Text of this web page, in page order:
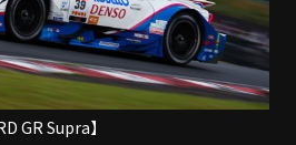
GR Supra】